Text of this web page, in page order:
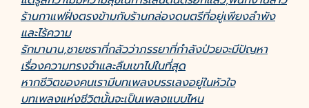
ร้านกาแฟฝั่งตรงข้ามกับร้านกล่องดนตรีที่อยู่เพียงลำพัง
และไร้ความ
รักมานาน,ชายชราที่กลัวว่าภรรยาที่กำลังป่วยจะมีปัญหา
เรื่องความทรงจำและลืมเขาไปในที่สุด
หากชีวิตของคนเรามีบทเพลงบรรเลงอยู่ในหัวใจ
บทเพลงแห่งชีวิตนั้นจะเป็นเพลงแบบไหน